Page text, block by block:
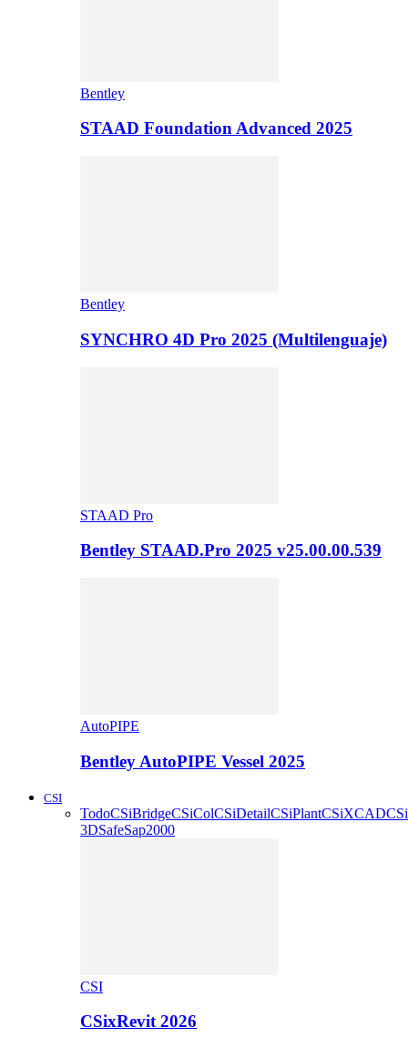
Bentley
STAAD Foundation Advanced 2025
Bentley
SYNCHRO 4D Pro 2025 (Multilenguaje)
STAAD Pro
Bentley STAAD.Pro 2025 v25.00.00.539
AutoPIPE
Bentley AutoPIPE Vessel 2025
CSI
TodoCSiBridgeCSiColCSiDetailCSiPlantCSiXCAD
3DSafeSap2000
CSI
CSixRevit 2026